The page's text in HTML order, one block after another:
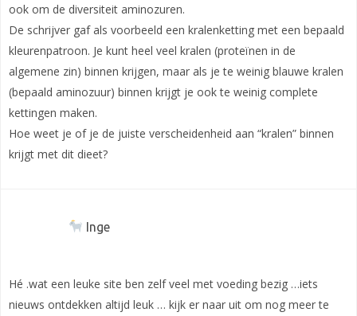
ook om de diversiteit aminozuren.
De schrijver gaf als voorbeeld een kralenketting met een bepaald
kleurenpatroon. Je kunt heel veel kralen (proteïnen in de
algemene zin) binnen krijgen, maar als je te weinig blauwe kralen
(bepaald aminozuur) binnen krijgt je ook te weinig complete
kettingen maken.
Hoe weet je of je de juiste verscheidenheid aan “kralen” binnen
krijgt met dit dieet?
Inge
Hé .wat een leuke site ben zelf veel met voeding bezig …iets
nieuws ontdekken altijd leuk … kijk er naar uit om nog meer te